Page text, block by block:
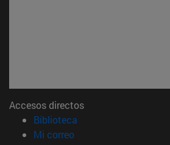
Accesos directos
Biblioteca
Mi correo(abre en nueva